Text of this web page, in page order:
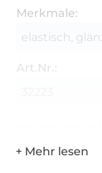
Merkmale:
elastisch,
Art.Nr.: